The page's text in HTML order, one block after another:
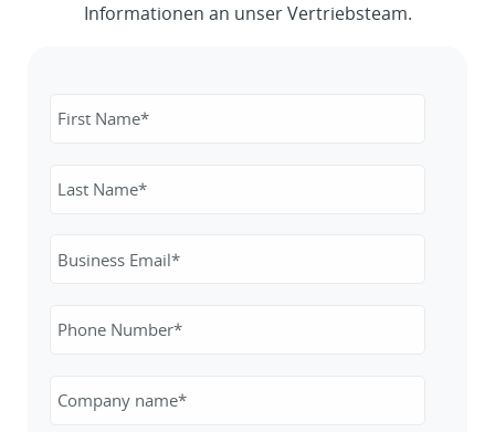
Informationen an unser Vertriebsteam.